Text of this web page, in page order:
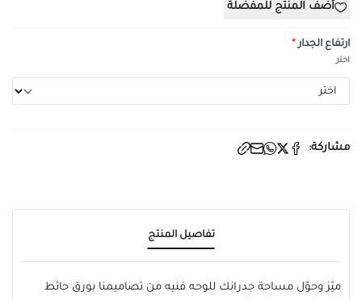
أضف المنتج للمفضلة
ارتفاع الجدار*
اختر
مشاركة:
تفاصيل المنتج
ميّز وحوّل مساحة جدرانك للوحه فنيه من تصاميمنا بورق حائط